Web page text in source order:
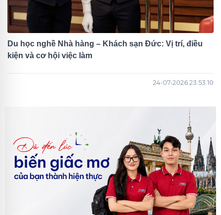
Du học nghề Nhà hàng – Khách sạn Đức: Vị trí, điều
kiện và cơ hội việc làm
24-07-2026 23:53:10